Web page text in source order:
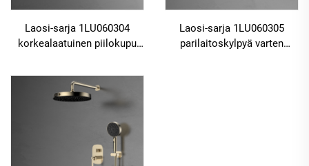
Laosi-sarja 1LU060304
korkealaatuinen piilokupu
vesiputouskylpyhuoneen
sekoitinkokoonpanoon,
kulta
Laosi-sarja 1LU060305
parilaitoskylpyä varten